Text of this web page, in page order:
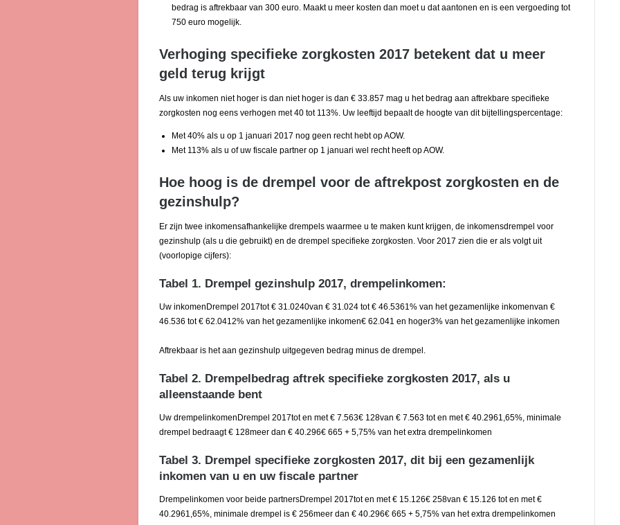
bedrag is aftrekbaar van 300 euro. Maakt u meer kosten dan moet u dat aantonen en is een vergoeding tot
750 euro mogelijk.
Verhoging specifieke zorgkosten 2017 betekent dat u meer
geld terug krijgt
Als uw inkomen niet hoger is dan niet hoger is dan € 33.857 mag u het bedrag aan aftrekbare specifieke
zorgkosten nog eens verhogen met 40 tot 113%. Uw leeftijd bepaalt de hoogte van dit bijtellingspercentage:
Met 40% als u op 1 januari 2017 nog geen recht hebt op AOW.
Met 113% als u of uw fiscale partner op 1 januari wel recht heeft op AOW.
Hoe hoog is de drempel voor de aftrekpost zorgkosten en de
gezinshulp?
Er zijn twee inkomensafhankelijke drempels waarmee u te maken kunt krijgen, de inkomensdrempel voor
gezinshulp (als u die gebruikt) en de drempel specifieke zorgkosten. Voor 2017 zien die er als volgt uit
(voorlopige cijfers):
Tabel 1. Drempel gezinshulp 2017, drempelinkomen:
Uw inkomenDrempel 2017tot € 31.0240van € 31.024 tot € 46.5361% van het gezamenlijke inkomenvan €
46.536 tot € 62.0412% van het gezamenlijke inkomen€ 62.041 en hoger3% van het gezamenlijke inkomen
Aftrekbaar is het aan gezinshulp uitgegeven bedrag minus de drempel.
Tabel 2. Drempelbedrag aftrek specifieke zorgkosten 2017, als u
alleenstaande bent
Uw drempelinkomenDrempel 2017tot en met € 7.563€ 128van € 7.563 tot en met € 40.2961,65%, minimale
drempel bedraagt € 128meer dan € 40.296€ 665 + 5,75% van het extra drempelinkomen
Tabel 3. Drempel specifieke zorgkosten 2017, dit bij een gezamenlijk
inkomen van u en uw fiscale partner
Drempelinkomen voor beide partnersDrempel 2017tot en met € 15.126€ 258van € 15.126 tot en met €
40.2961,65%, minimale drempel is € 256meer dan € 40.296€ 665 + 5,75% van het extra drempelinkomen